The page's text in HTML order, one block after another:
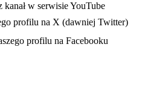
nowej karcie
kanał w serwisie YouTube
profilu na X (dawniej Twitter)
w nowej karcieprofilu na Facebooku